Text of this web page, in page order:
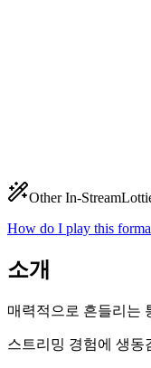
Other In-Stream
How do I play this
소개
매력적으로 흔들리는
스트리밍 경험에 생동